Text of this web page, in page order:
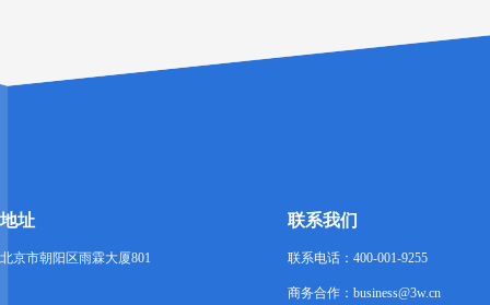
地址
北京市朝阳区雨霖大厦801
联系我们
联系电话：400-001-9255
商务合作：business@3w.cn